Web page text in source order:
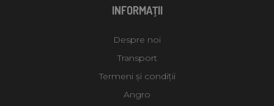
INFORMAŢII
Despre noi
Transport
Termeni și condiții
Angro